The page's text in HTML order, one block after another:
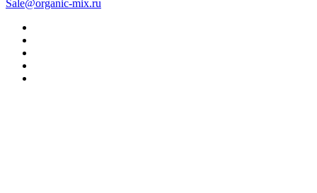
Sale@organic-mix.ru